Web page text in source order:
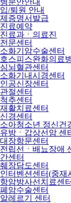
병문안안내
입/퇴원 안내
제증명서발급
진료예약
진료과ㆍ의료진
전문센터
소화기암수술센터
호스피스완화의료
심뇌혈관센터
소화기내시경센터
인공신장센터
관절센터
척추센터
재활치료센터
신경센터
소아청소년 정신건
유방ㆍ갑상선암 센
대장항문센터
전립선ㆍ배뇨장애
간센터
췌장담도센터
인터벤션센터(중재
항암방사선치료센터
폐암수술센터
알레르기 센터